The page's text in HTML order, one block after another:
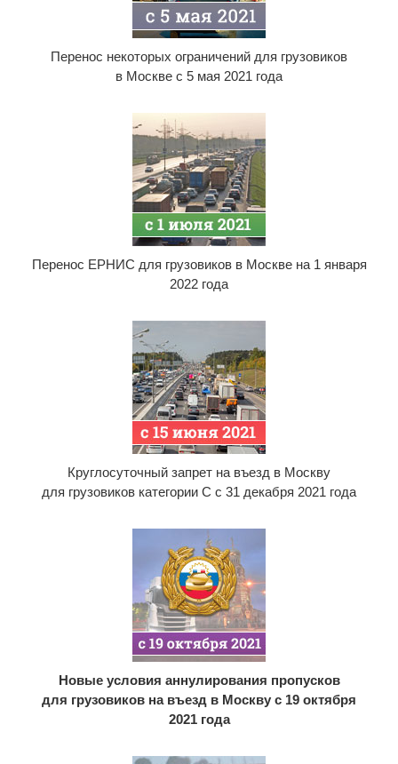
Перенос некоторых ограничений для грузовиков
в Москве с 5 мая 2021 года
Перенос ЕРНИС для грузовиков в Москве на 1 января
2022 года
Круглосуточный запрет на въезд в Москву
для грузовиков категории С с 31 декабря 2021 года
Новые условия аннулирования пропусков
для грузовиков на въезд в Москву с 19 октября
2021 года